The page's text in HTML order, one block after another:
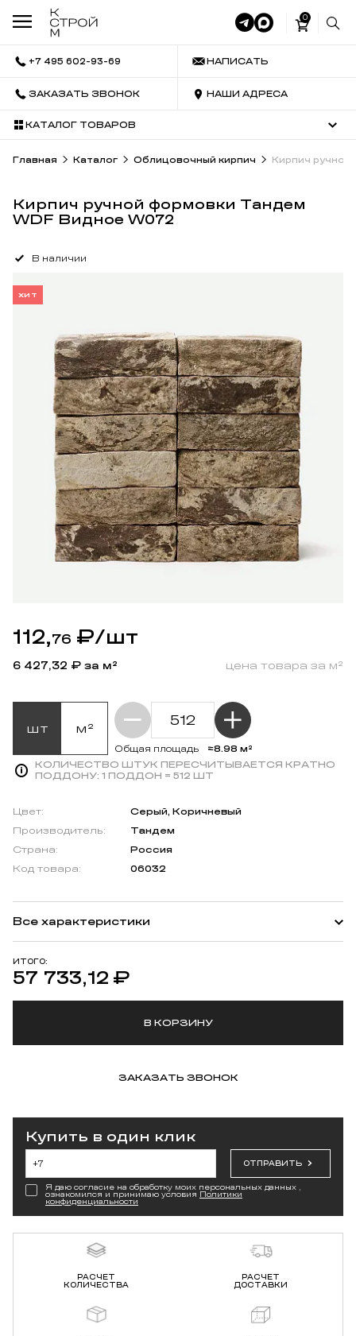
0
+7 495 602-93-69 НАПИСАТЬ
ЗАКАЗАТЬ ЗВОНОК НАШИ АДРЕСА
КАТАЛОГ ТОВАРОВ
Главная Каталог Облицовочный кирпич Кирпич
Кирпич ручной формовки Тандем
WDF Видное W072
В наличии
ХИТ
112,76 ₽/шт
6 427,32 ₽ за м² цена товара за м²
шт м²
Общая площадь
≈8.98 м²
КОЛИЧЕСТВО ШТУК ПЕРЕСЧИТЫВАЕТСЯ КРАТНО
ПОДДОНУ: 1 ПОДДОН = 512 ШТ
ИТОГО:
57 733,12 ₽
В КОРЗИНУ
ЗАКАЗАТЬ ЗВОНОК
Цвет:
Серый, Коричневый
Производитель:
Тандем
Страна:
Россия
Код товара:
06032
Все характеристики
Купить в один клик
ОТПРАВИТЬ
Я даю согласие на обработку моих персональных данных ,
ознакомился и принимаю условия Политики
конфиденциальности
РАСЧЕТ
КОЛИЧЕСТВА
РАСЧЕТ
ДОСТАВКИ